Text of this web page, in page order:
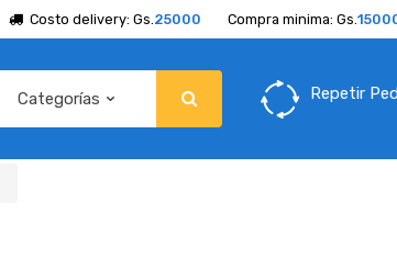
Costo delivery: Gs.25000 Compra minima: Gs.
Repetir